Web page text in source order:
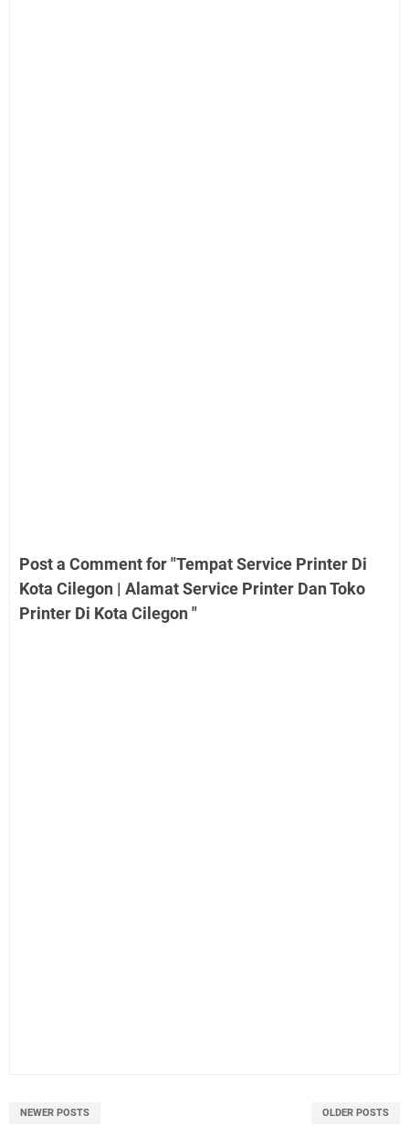
Post a Comment for "Tempat Service Printer Di
Kota Cilegon | Alamat Service Printer Dan Toko
Printer Di Kota Cilegon "
NEWER POSTS OLDER POSTS